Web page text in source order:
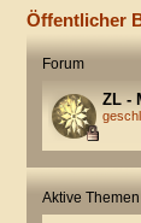
Öffentlicher
Forum
ZL -
Aktive Themen